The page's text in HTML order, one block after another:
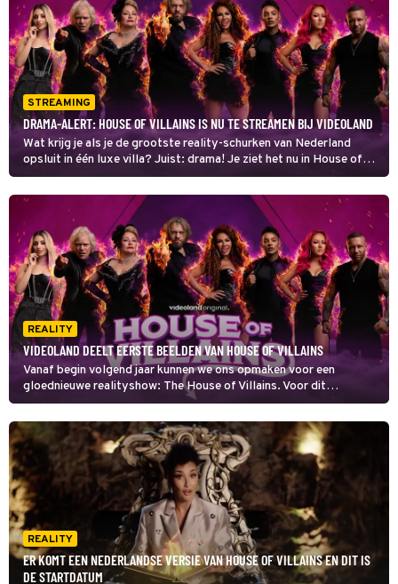
STREAMING
DRAMA-ALERT: HOUSE OF VILLAINS IS NU TE STREAMEN BIJ VIDEOLAND
Wat krijg je als je de grootste reality-schurken van Nederland
opsluit in één luxe villa? Juist: drama! Je ziet het nu in House of
Villains op Videoland.
REALITY
VIDEOLAND DEELT EERSTE BEELDEN VAN HOUSE OF VILLAINS
Vanaf begin volgend jaar kunnen we ons opmaken voor een
gloednieuwe realityshow: The House of Villains. Voor dit
programma stopt Videoland acht iconische tv-schurken samen in
één villa. Dat belooft wat! De streamingdienst heeft vandaag de
eerste beelden gedeeld.
REALITY
ER KOMT EEN NEDERLANDSE VERSIE VAN HOUSE OF VILLAINS EN DIT IS
DE STARTDATUM